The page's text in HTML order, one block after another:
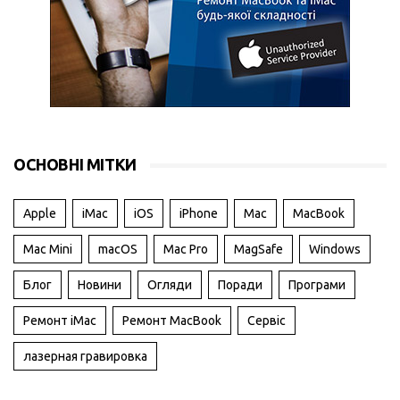
ОСНОВНІ МІТКИ
Apple iMac iOS iPhone Mac MacBook
Mac Mini macOS Mac Pro MagSafe Windows
Блог Новини Огляди Поради Програми
Ремонт iMac Ремонт MacBook Сервіс
лазерная гравировка